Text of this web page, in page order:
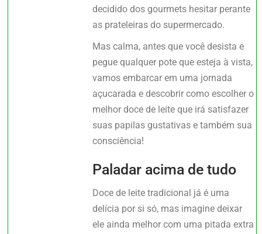
decidido dos gourmets hesitar perante
as prateleiras do supermercado.
Mas calma, antes que você desista e
pegue qualquer pote que esteja à vista,
vamos embarcar em uma jornada
açucarada e descobrir como escolher o
melhor doce de leite que irá satisfazer
suas papilas gustativas e também sua
consciência!
Paladar acima de tudo
Doce de leite tradicional já é uma
delícia por si só, mas imagine deixar
ele ainda melhor com uma pitada extra